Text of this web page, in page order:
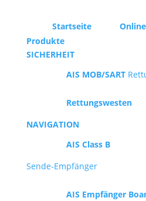
Startseite
Produkte
SICHERHEIT
AIS MOB/SART
Rettungswesten
NAVIGATION
AIS Class B
Sende-Empfänger
AIS Empfänger